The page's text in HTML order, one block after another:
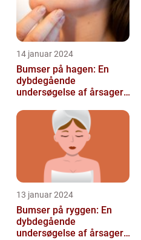
14 januar 2024
Bumser på hagen: En
dybdegående
undersøgelse af årsager,
forebyggelse
13 januar 2024
Bumser på ryggen: En
dybdegående
undersøgelse af årsager,